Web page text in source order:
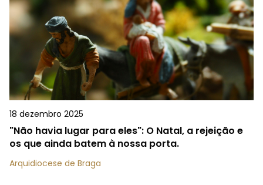
18 dezembro 2025
"Não havia lugar para eles": O Natal, a rejeição e
os que ainda batem à nossa porta.
Arquidiocese de Braga